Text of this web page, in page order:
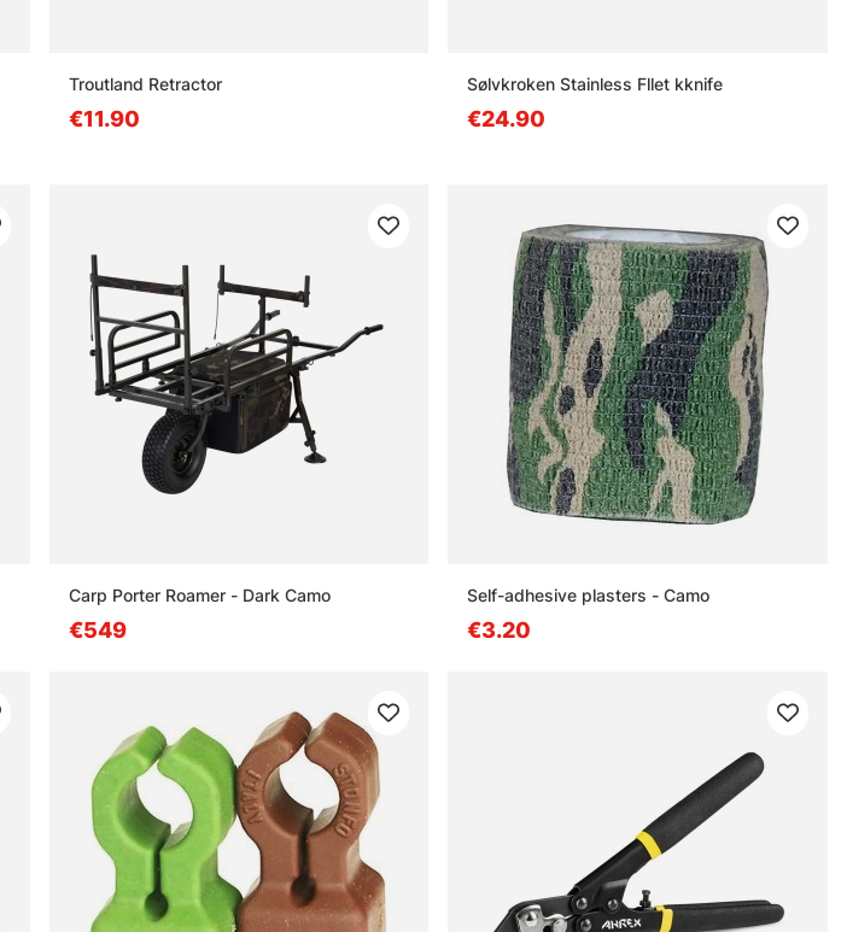
Troutland Retractor
€11.90
Sølvkroken Stainless Fllet kknife
€24.90
Carp Porter Roamer - Dark Camo
€549
Self-adhesive plasters - Camo
€3.20